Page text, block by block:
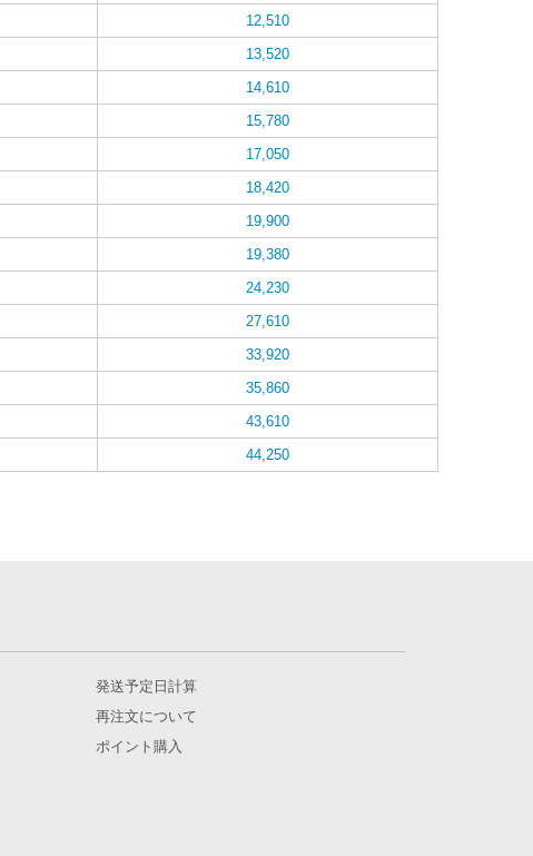
12,510
13,520
14,610
15,780
17,050
18,420
19,900
19,380
24,230
27,610
33,920
35,860
43,610
44,250
発送予定日計算
再注文について
ポイント購入